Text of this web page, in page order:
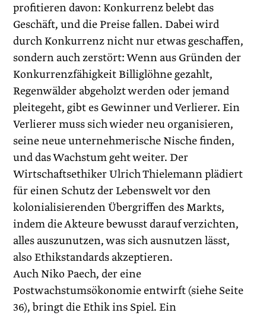
profitieren davon: Konkurrenz belebt das
Geschäft, und die Preise fallen. Dabei wird
durch Konkurrenz nicht nur etwas geschaffen,
sondern auch zerstört: Wenn aus Gründen der
Konkurrenzfähigkeit Billiglöhne gezahlt,
Regenwälder abgeholzt werden oder jemand
pleitegeht, gibt es Gewinner und Verlierer. Ein
Verlierer muss sich wieder neu organisieren,
seine neue unternehmerische Nische finden,
und das Wachstum geht weiter. Der
Wirtschaftsethiker Ulrich Thielemann plädiert
für einen Schutz der Lebenswelt vor den
kolonialisierenden Übergriffen des Markts,
indem die Akteure bewusst darauf verzichten,
alles auszunutzen, was sich ausnutzen lässt,
also Ethikstandards akzeptieren.
Auch Niko Paech, der eine
Postwachstumsökonomie entwirft (siehe Seite
36), bringt die Ethik ins Spiel. Ein